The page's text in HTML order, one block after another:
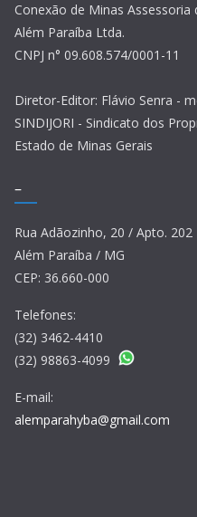
Conexão de Minas
Além Paraíba Ltda.
CNPJ n° 09.608.574/0001-11
Diretor-Editor: Flávio Senra -
SINDIJORI - Sindicato dos
Estado de Minas Gerais
–
Rua Adãozinho, 20 / Apto. 202
Além Paraíba / MG
CEP: 36.660-000
Telefones:
(32) 3462-4410
(32) 98863-4099
E-mail:
alemparahyba@gmail.com